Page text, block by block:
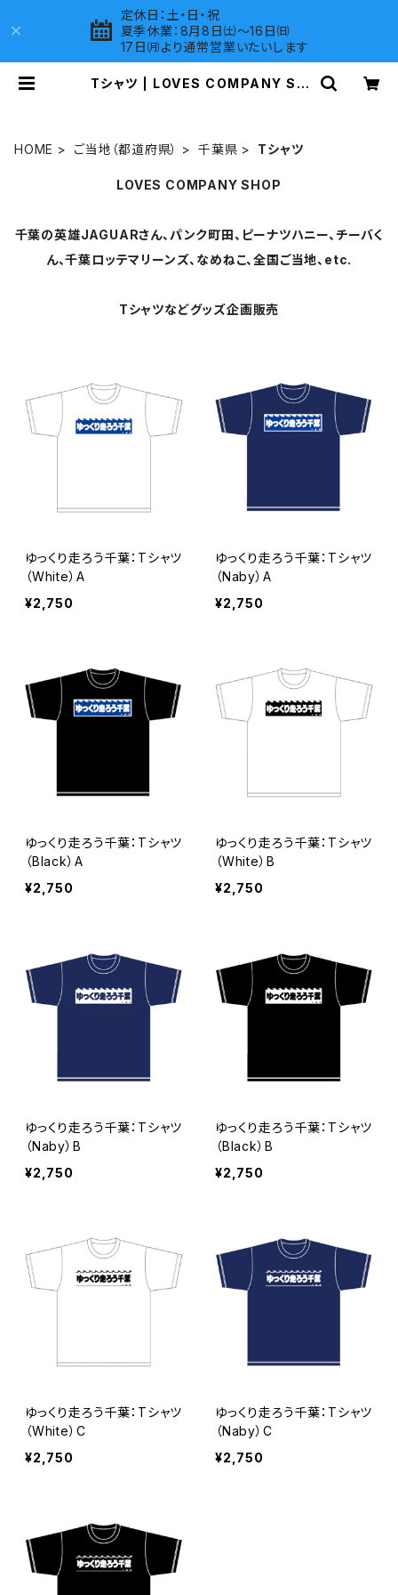
定休日：土・日・祝
夏季休業：8月8日㈯～16日㈰
17日㈪より通常営業いたいします
Tシャツ | LOVES COMPANY SH
HOME ご当地（都道府県） 千葉県 Tシャツ
LOVES COMPANY SHOP
千葉の英雄JAGUARさん、パンク町田、ピーナツハニー、チーバく
ん、千葉ロッテマリーンズ、なめねこ、全国ご当地、etc.
Tシャツなどグッズ企画販売
ゆっくり走ろう千葉：Tシャツ
（White）A
¥2,750
ゆっくり走ろう千葉：Tシャツ
（Naby）A
¥2,750
ゆっくり走ろう千葉：Tシャツ
（Black）A
¥2,750
ゆっくり走ろう千葉：Tシャツ
（White）B
¥2,750
ゆっくり走ろう千葉：Tシャツ
（Naby）B
¥2,750
ゆっくり走ろう千葉：Tシャツ
（Black）B
¥2,750
ゆっくり走ろう千葉：Tシャツ
（White）C
¥2,750
ゆっくり走ろう千葉：Tシャツ
（Naby）C
¥2,750